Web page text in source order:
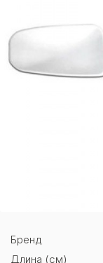
Бренд
Длина (см)